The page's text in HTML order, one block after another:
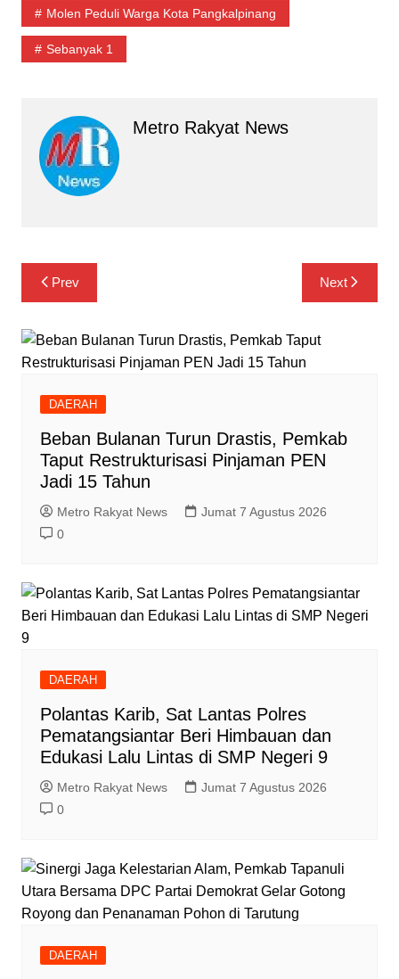
Molen Peduli Warga Kota Pangkalpinang
Sebanyak 1
Metro Rakyat News
Navigasi
pos
Prev Next
DAERAH
Beban Bulanan Turun Drastis, Pemkab
Taput Restrukturisasi Pinjaman PEN
Jadi 15 Tahun‎
Metro Rakyat News
Jumat 7 Agustus 2026
0
DAERAH
Polantas Karib, Sat Lantas Polres
Pematangsiantar Beri Himbauan dan
Edukasi Lalu Lintas di SMP Negeri 9
Metro Rakyat News
Jumat 7 Agustus 2026
0
DAERAH